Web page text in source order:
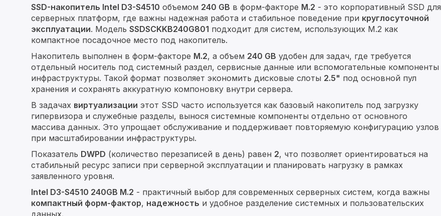
SSD-накопитель Intel D3-S4510 объемом 240 GB в форм-факторе M.2 - это корпоративный SSD для
серверных платформ, где важны надежная работа и стабильное поведение при круглосуточной
эксплуатации. Модель SSDSCKKB240G801 подходит для систем, использующих M.2 как
компактное посадочное место под накопитель.
Накопитель выполнен в форм-факторе M.2, а объем 240 GB удобен для задач, где требуется
отдельный носитель под системный раздел, сервисные данные или вспомогательные компоненты
инфраструктуры. Такой формат позволяет экономить дисковые слоты 2.5" под основной пул
хранения и сохранять аккуратную компоновку внутри сервера.
В задачах виртуализации этот SSD часто используется как базовый накопитель под загрузку
гипервизора и служебные разделы, вынося системные компоненты отдельно от основного
массива данных. Это упрощает обслуживание и поддерживает повторяемую конфигурацию узлов
при масштабировании инфраструктуры.
Показатель DWPD (количество перезаписей в день) равен 2, что позволяет ориентироваться на
стабильный ресурс записи при серверной эксплуатации и планировать нагрузку в рамках
заявленного уровня.
Intel D3-S4510 240GB M.2 - практичный выбор для современных серверных систем, когда важны
компактный форм-фактор, надежность и удобное разделение системных и пользовательских
данных.